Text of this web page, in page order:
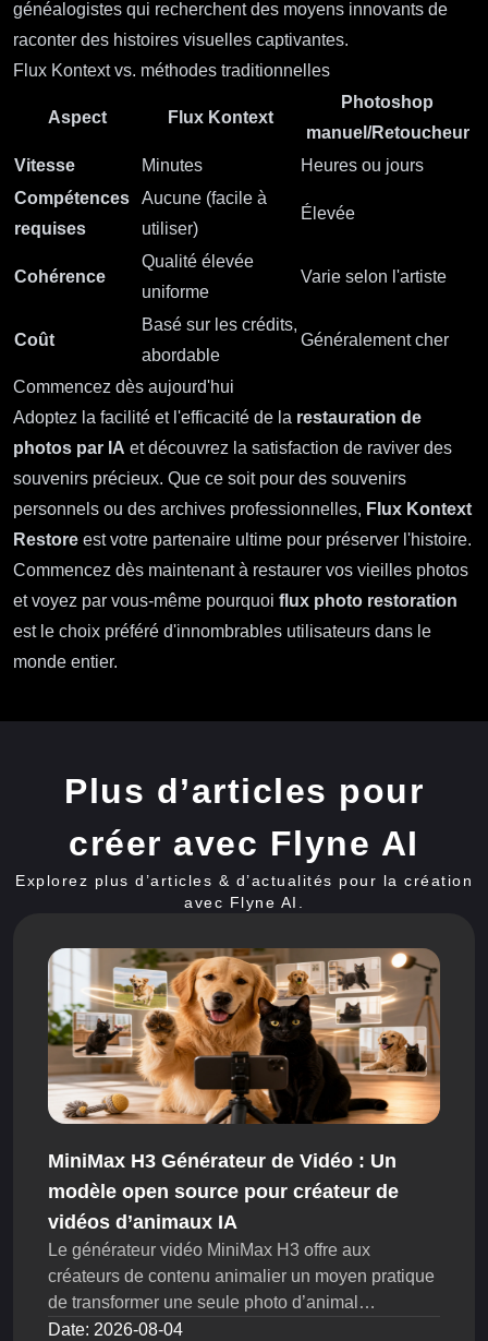
généalogistes qui recherchent des moyens innovants de
raconter des histoires visuelles captivantes.
Flux Kontext vs. méthodes traditionnelles
Aspect Flux Kontext
Photoshop
manuel/Retoucheur
Vitesse
Minutes
Heures ou jours
Compétences
requises
Aucune (facile à
utiliser)
Élevée
Cohérence
Qualité élevée
uniforme
Varie selon l'artiste
Coût
Basé sur les crédits,
abordable
Généralement cher
Commencez dès aujourd'hui
Adoptez la facilité et l'efficacité de la restauration de
photos par IA et découvrez la satisfaction de raviver des
souvenirs précieux. Que ce soit pour des souvenirs
personnels ou des archives professionnelles, Flux Kontext
Restore est votre partenaire ultime pour préserver l'histoire.
Commencez dès maintenant à restaurer vos vieilles photos
et voyez par vous-même pourquoi flux photo restoration
est le choix préféré d'innombrables utilisateurs dans le
monde entier.
Plus d’articles pour
créer avec Flyne AI
Explorez plus d’articles & d’actualités pour la création
avec Flyne AI.
MiniMax H3 Générateur de Vidéo : Un
modèle open source pour créateur de
vidéos d’animaux IA
Le générateur vidéo MiniMax H3 offre aux
créateurs de contenu animalier un moyen pratique
de transformer une seule photo d’animal
percutante en plusieurs concepts courts. Utilisé
Date: 2026-08-04